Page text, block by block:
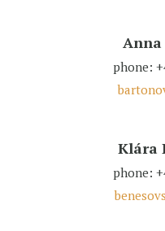
phone:
Klára
phone: